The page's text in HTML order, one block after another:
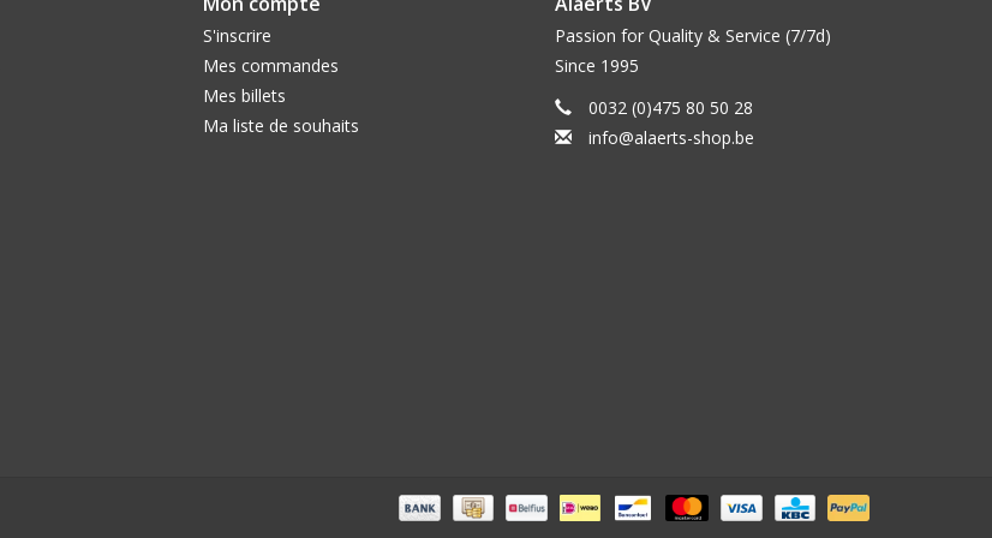
S'inscrire
Mes commandes
Mes billets
Ma liste de souhaits
Passion for Quality & Service (7/7d)
Since 1995
0032 (0)475 80 50 28
info@alaerts-shop.be